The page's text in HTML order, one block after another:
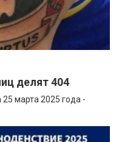
делят 404
марта 2025 года -